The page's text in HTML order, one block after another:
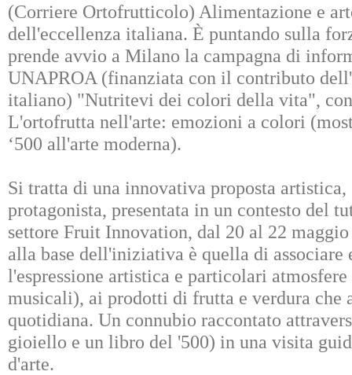
(Corriere Ortofrutticolo) Alimentazione e
dell'eccellenza italiana. È puntando sulla
prende avvio a Milano la campagna di
UNAPROA (finanziata con il contributo
italiano) "Nutritevi dei colori della vita",
L'ortofrutta nell'arte: emozioni a colori
‘500 all'arte moderna).
Si tratta di una innovativa proposta
protagonista, presentata in un contesto del
settore Fruit Innovation, dal 20 al 22
alla base dell'iniziativa è quella di
l'espressione artistica e particolari
musicali), ai prodotti di frutta e verdura che
quotidiana. Un connubio raccontato
gioiello e un libro del '500) in una visita
d'arte.